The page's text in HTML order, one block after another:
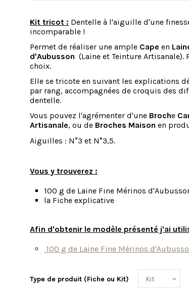
Kit tricot : Dentelle à l'aiguille d'une
incomparable !
Permet de réaliser une ample Capeen
d'Aubusson (Laine et Teinture Artisanale).
choix.
Elle se tricote en suivant les explications
par rang, accompagnées de croquis des
dentelle.
Vous pouvez l'agrémenter d'une Broche
Artisanale, ou de Broches Maison en
Aiguilles : N°3 et N°3,5.
Vous y trouverez :
100 g de Laine Fine Mérinos
la Fiche explicative
Afin d'obtenir le modèle présenté j'ai
100 g de Laine Fine Mérinos
Type de produit (Fiche ou Kit)